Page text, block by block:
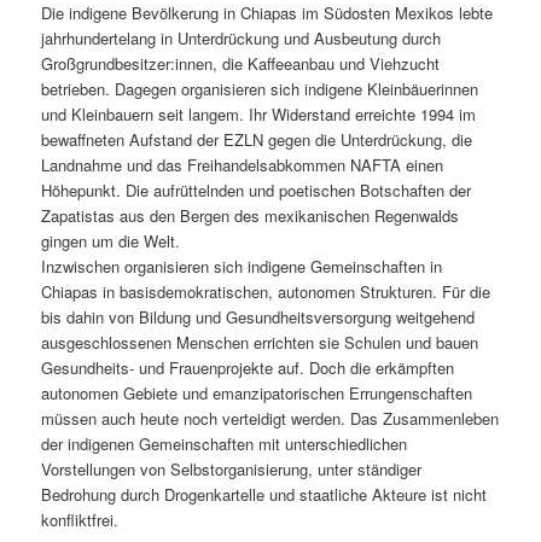
Die indigene Bevölkerung in Chiapas im Südosten Mexikos lebte
jahrhundertelang in Unterdrückung und Ausbeutung durch
Großgrundbesitzer:innen, die Kaffeeanbau und Viehzucht
betrieben. Dagegen organisieren sich indigene Kleinbäuerinnen
und Kleinbauern seit langem. Ihr Widerstand erreichte 1994 im
bewaffneten Aufstand der EZLN gegen die Unterdrückung, die
Landnahme und das Freihandelsabkommen NAFTA einen
Höhepunkt. Die aufrüttelnden und poetischen Botschaften der
Zapatistas aus den Bergen des mexikanischen Regenwalds
gingen um die Welt.
Inzwischen organisieren sich indigene Gemeinschaften in
Chiapas in basisdemokratischen, autonomen Strukturen. Für die
bis dahin von Bildung und Gesundheitsversorgung weitgehend
ausgeschlossenen Menschen errichten sie Schulen und bauen
Gesundheits- und Frauenprojekte auf. Doch die erkämpften
autonomen Gebiete und emanzipatorischen Errungenschaften
müssen auch heute noch verteidigt werden. Das Zusammenleben
der indigenen Gemeinschaften mit unterschiedlichen
Vorstellungen von Selbstorganisierung, unter ständiger
Bedrohung durch Drogenkartelle und staatliche Akteure ist nicht
konfliktfrei.